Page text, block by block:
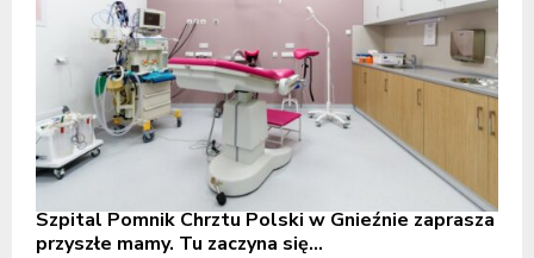
Szpital Pomnik Chrztu Polski w Gnieźnie zaprasza
przyszłe mamy. Tu zaczyna się...